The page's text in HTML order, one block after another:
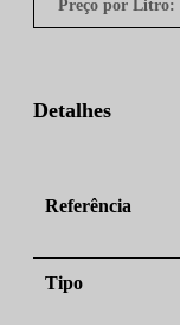
Preço por Litro:
Detalhes
Referência
Tipo